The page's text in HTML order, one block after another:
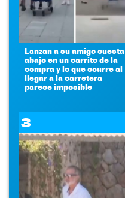
Lanzan a su amigo cuesta
abajo en un carrito de la
compra y lo que ocurre al
llegar a la carretera
parece imposible
3